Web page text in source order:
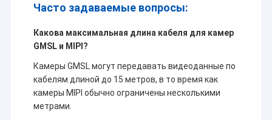
Все случаи
Отправить запрос
Модули камеры OEM
Часто задаваемые вопросы:
Какова максимальная длина кабеля для камер
GMSL и MIPI?
Камеры GMSL могут передавать видеоданные по
кабелям длиной до 15 метров, в то время как
камеры MIPI обычно ограничены несколькими
метрами.